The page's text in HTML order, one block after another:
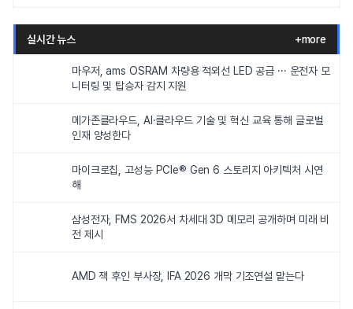
실시간 뉴스 +more
마우저, ams OSRAM 차량용 적외선 LED 공급 ··· 운전자 모
니터링 및 탑승자 감지 지원
메가존클라우드, AI·클라우드 기술 및 혁신 교육 통해 글로벌
인재 양성한다
마이크로칩, 고성능 PCIe® Gen 6 스토리지 아키텍처 시연
해
삼성전자, FMS 2026서 차세대 3D 메모리 공개하며 미래 비
전 제시
AMD 잭 후인 부사장, IFA 2026 개막 기조연설 맡는다